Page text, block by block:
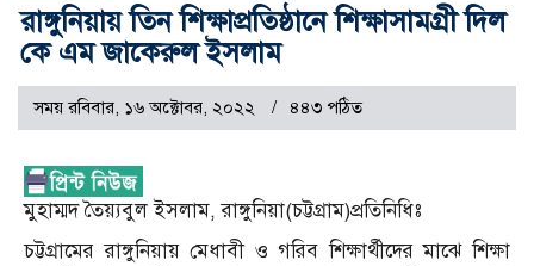
রাঙ্গুনিয়ায় তিন শিক্ষাপ্রতিষ্ঠানে শিক্ষাসামগ্রী দিল
কে এম জাকেরুল ইসলাম
সময় রবিবার, ১৬ অক্টোবর, ২০২২ ৪৪৩ পঠিত
মুহাম্মদ তৈয়্যবুল ইসলাম, রাঙ্গুনিয়া(চট্টগ্রাম)প্রতিনিধিঃ
চট্টগ্রামের রাঙ্গুনিয়ায় মেধাবী ও গরিব শিক্ষার্থীদের মাঝে শিক্ষা